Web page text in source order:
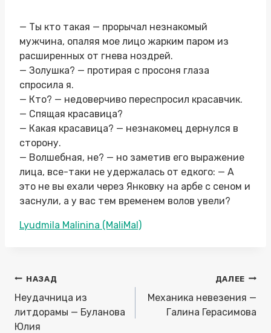
— Ты кто такая — прорычал незнакомый
мужчина, опаляя мое лицо жарким паром из
расширенных от гнева ноздрей.
— Золушка? — протирая с просоня глаза
спросила я.
— Кто? — недоверчиво переспросил красавчик.
— Спящая красавица?
— Какая красавица? — незнакомец дернулся в
сторону.
— Волшебная, не? — но заметив его выражение
лица, все-таки не удержалась от едкого: — А
это не вы ехали через Янковку на арбе с сеном и
заснули, а у вас тем временем волов увели?
Метки
Lyudmila Malinina (MaliMal)
Навигация
по
записям
НАЗАД
Неудачница из
литдорамы — Буланова
Юлия
ДАЛЕЕ
Механика невезения —
Галина Герасимова